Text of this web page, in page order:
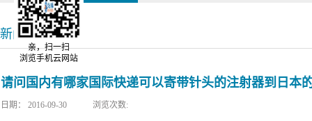
新闻详情
请问国内有哪家国际快递可以寄带针头的注射器到日本
日期： 2016-09-30 浏览次数:
亲，扫一扫
浏览手机云网站